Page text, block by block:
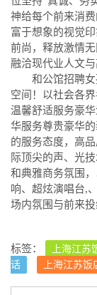
神给每个前来消
富于想象的视觉
前尚，释放激情
融洽现代业人文
和公馆招聘
空间！以社会各
温馨舒适服务豪
华服务尊贵豪华
的服务态度，高
际顶尖的声、光
和典雅商务氛围
响、超炫演唱台,
场内氛围与前来
标签： 上海江
话
上海江苏